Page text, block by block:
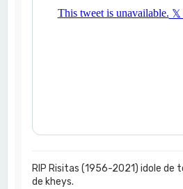
RIP Risitas (1956-2021) idole de
de kheys.